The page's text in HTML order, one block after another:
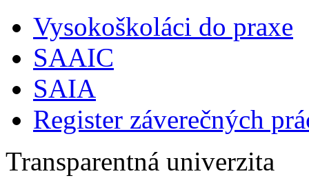
Vysokoškoláci do praxe
SAAIC
SAIA
Register záverečných
Transparentná univerzita